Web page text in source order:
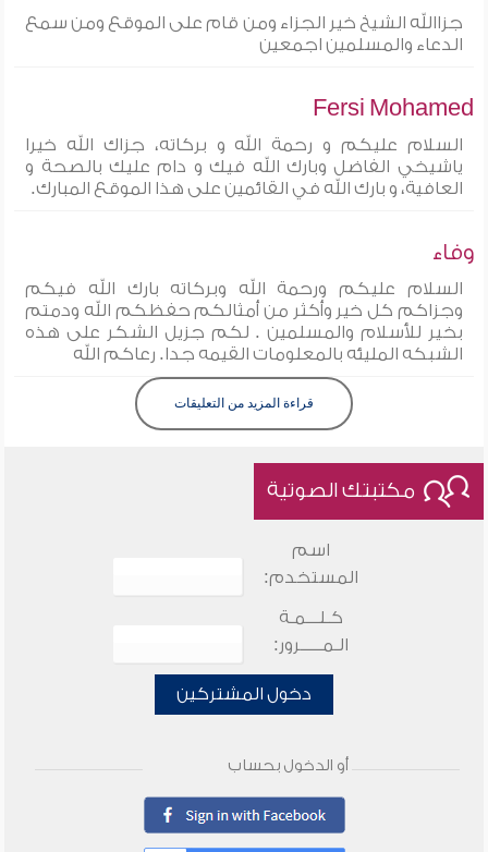
جزاالله الشيخ خير الجزاء ومن قام على الموقع ومن سمع
الدعاء والمسلمين اجمعين
Fersi Mohamed
السلام عليكم و رحمة الله و بركاته، جزاك الله خيرا
ياشيخي الفاضل وبارك الله فيك و دام عليك بالصحة و
العافية، و بارك الله في القائمين على هذا الموقع المبارك.
وفاء
السلام عليكم ورحمة الله وبركاته بارك الله فيكم
وجزاكم كل خير وأكثر من أمثالكم حفظكم الله ودمتم
بخير للأسلام والمسلمين . لكم جزيل الشكر على هذه
الشبكه المليئه بالمعلومات القيمه جدا. رعاكم الله
قراءة المزيد من التعليقات
مكتبتك الصوتية
اسم
المستخدم:
كـلـــمـة
الـمـــــرور:
دخول المشتركين
أو الدخول بحساب